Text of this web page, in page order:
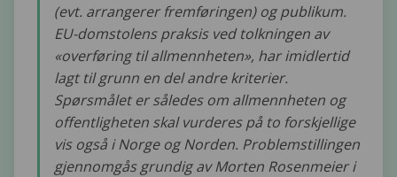
(evt. arrangerer fremføringen) og publikum.
EU-domstolens praksis ved tolkningen av
«overføring til allmennheten», har imidlertid
lagt til grunn en del andre kriterier.
Spørsmålet er således om allmennheten og
offentligheten skal vurderes på to forskjellige
vis også i Norge og Norden. Problemstillingen
gjennomgås grundig av Morten Rosenmeier i